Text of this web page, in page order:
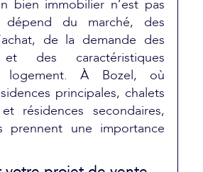
bien immobilier n’est pas
du marché, des
de la demande des
et des caractéristiques
logement. À Bozel, où
principales, chalets
résidences secondaires,
prennent une importance